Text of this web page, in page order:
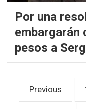
Por una
embargarán
pesos a
Paginación
de
Previous